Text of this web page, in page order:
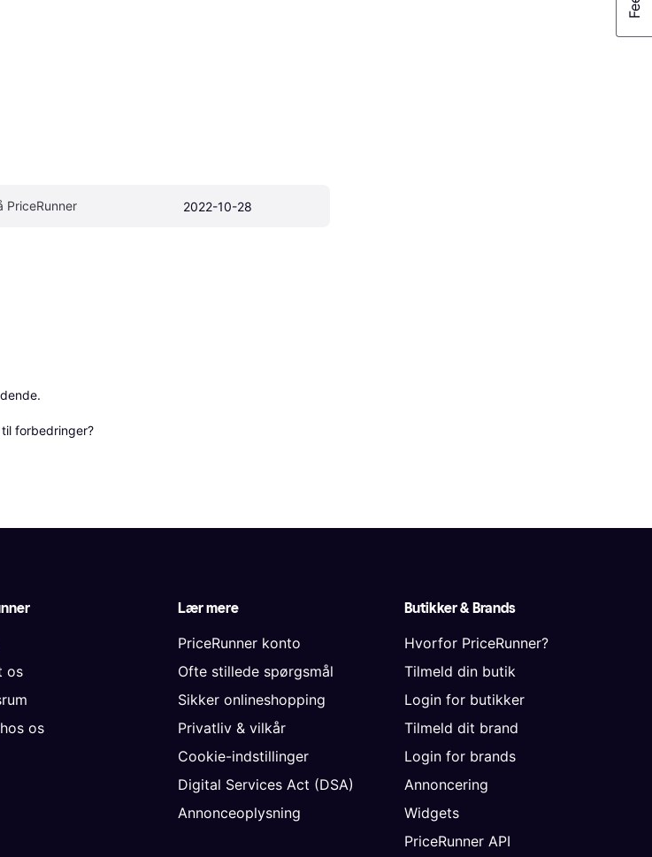
PriceRunner 2022-10-28
forbedringer?
os
os
Lær mere
PriceRunner konto
Ofte stillede spørgsmål
Sikker onlineshopping
Privatliv & vilkår
Cookie-indstillinger
Digital Services Act (DSA)
Annonceoplysning
Butikker & Brands
Hvorfor PriceRunner?
Tilmeld din butik
Login for butikker
Tilmeld dit brand
Login for brands
Annoncering
Widgets
PriceRunner API